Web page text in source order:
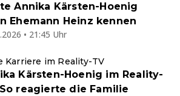
Annika Kärsten-Hoenig
Ehemann Heinz kennen
• 21:45 Uhr
Karriere im Reality-TV
Kärsten-Hoenig im Reality-
reagierte die Familie